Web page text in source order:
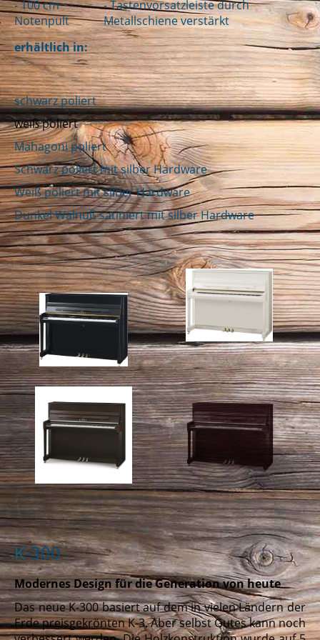
- 100 cm
Notenpult
- Tastenvorsatzleiste durch
Metallschiene verstärkt
erhältlich in:
schwarz poliert
weiß poliert
Mahagoni poliert
Schwarz poliert mit silber Hardware
Weiß poliert mit silber Hardware
Dunkel Walnuß satiniert mit silber Hardware
K-300
Modernes Design für die Generation von heute
Das neue K-300 basiert auf dem in vielen Ländern der
Erde preisgekrönten K-3. Aber selbst Gutes kann noch